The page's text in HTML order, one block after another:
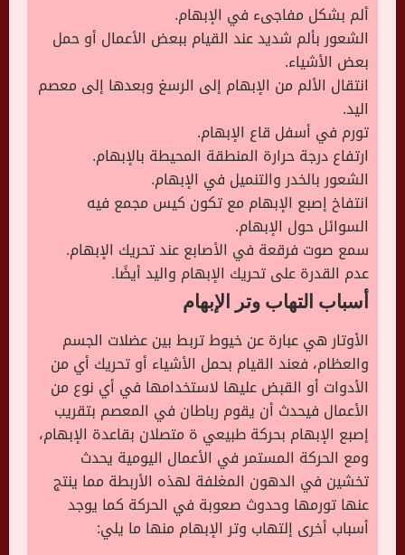
ألم بشكل مفاجىء في الإبهام.
الشعور بألم شديد عند القيام ببعض الأعمال أو حمل
بعض الأشياء.
انتقال الألم من الإبهام إلى الرسغ وبعدها إلى معصم
اليد.
تورم في أسفل قاع الإبهام.
ارتفاع درجة حرارة المنطقة المحيطة بالإبهام.
الشعور بالخدر والتنميل في الإبهام.
انتفاخ إصبع الإبهام مع تكون كيس مجمع فيه
السوائل حول الإبهام.
سمع صوت فرقعة في الأصابع عند تحريك الإبهام.
عدم القدرة على تحريك الإبهام واليد أيضًا.
أسباب التهاب وتر الإبهام
الأوتار هي عبارة عن خيوط تربط بين عضلات الجسم
والعظام، فعند القيام بحمل الأشياء أو تحريك أي من
الأدوات أو القبض عليها لاستخدامها في أي نوع من
الأعمال فيحدث أن يقوم رباطان في المعصم بتقريب
إصبع الإبهام بحركة طبيعي ة متصلان بقاعدة الإبهام،
ومع الحركة المستمر في الأعمال اليومية يحدث
تخشين في الدهون المغلفة لهذه الأربطة مما ينتج
عنها تورمها وحدوث صعوبة في الحركة كما يوجد
أسباب أخرى إلتهاب وتر الإبهام منها ما يلي: